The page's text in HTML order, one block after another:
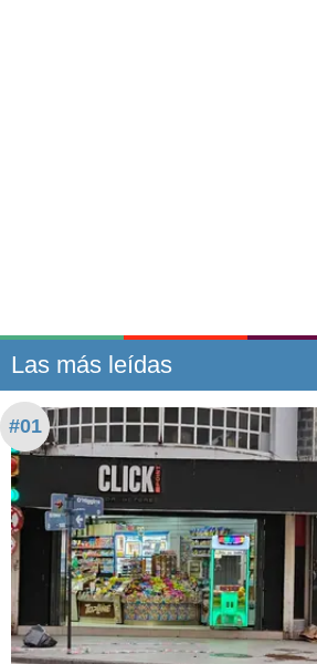
Las más leídas
#01